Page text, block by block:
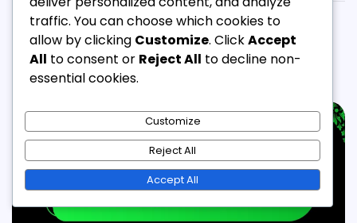
February 2026
Related Posts
traffic. You can choose which cookies to
allow by clicking Customize. ClickAccept
All to consent or Reject All to decline non-
essential cookies.
Customize
Reject All
Accept All